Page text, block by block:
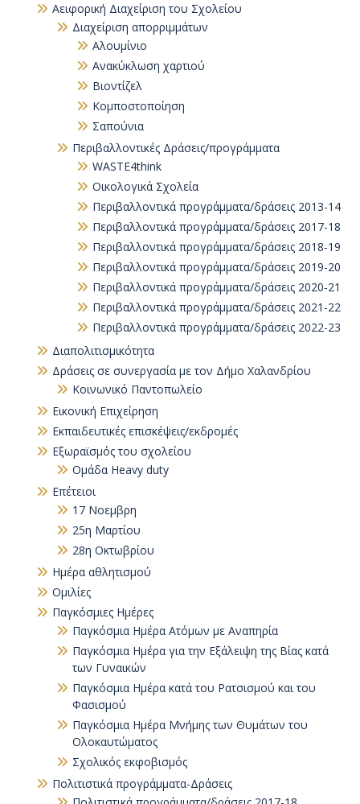
Αειφορική Διαχείριση του Σχολείου
Διαχείριση απορριμμάτων
Αλουμίνιο
Ανακύκλωση χαρτιού
Βιοντίζελ
Κομποστοποίηση
Σαπούνια
Περιβαλλοντικές Δράσεις/προγράμματα
WASTE4think
Οικολογικά Σχολεία
Περιβαλλοντικά προγράμματα/δράσεις 2013-14
Περιβαλλοντικά προγράμματα/δράσεις 2017-18
Περιβαλλοντικά προγράμματα/δράσεις 2018-19
Περιβαλλοντικά προγράμματα/δράσεις 2019-20
Περιβαλλοντικά προγράμματα/δράσεις 2020-21
Περιβαλλοντικά προγράμματα/δράσεις 2021-22
Περιβαλλοντικά προγράμματα/δράσεις 2022-23
Διαπολιτισμικότητα
Δράσεις σε συνεργασία με τον Δήμο Χαλανδρίου
Κοινωνικό Παντοπωλείο
Εικονική Επιχείρηση
Εκπαιδευτικές επισκέψεις/εκδρομές
Εξωραϊσμός του σχολείου
Ομάδα Heavy duty
Επέτειοι
17 Νοεμβρη
25η Μαρτίου
28η Οκτωβρίου
Ημέρα αθλητισμού
Ομιλίες
Παγκόσμιες Ημέρες
Παγκόσμια Ημέρα Ατόμων με Αναπηρία
Παγκόσµια Ηµέρα για την Εξάλειψη της Βίας κατά
των Γυναικών
Παγκόσμια Ημέρα κατά του Ρατσισμού και του
Φασισμού
Παγκόσμια Ημέρα Μνήμης των Θυμάτων του
Ολοκαυτώματος
Σχολικός εκφοβισμός
Πολιτιστικά προγράμματα-Δράσεις